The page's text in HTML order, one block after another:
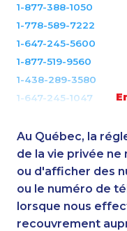
1-877-388-1050
1-778-589-7222
1-647-245-5600
1-877-519-9560
1-438-289-3580
1-647-245-1047
1-514-878-9907
1-437-900-0361
1-780-969-8967
1-437-900-0381
1-514-878-0094
1-579-267-0753
Au Québec, la
de la vie privée
ou d'afficher des
ou le numéro de
lorsque nous
recouvrement